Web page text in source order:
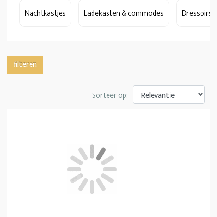
Nachtkastjes Ladekasten & commodes Dressoirs
filteren
Sorteer op: